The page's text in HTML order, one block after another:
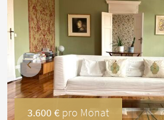
Vorherige
3.600 € pro Monat